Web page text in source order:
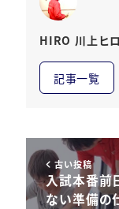
HIRO 川上ヒ
記事一覧
古い投稿
入試本番前
ない準備の